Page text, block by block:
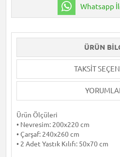
Whatsapp
ÜRÜN
TAKSIT
Ürün Ölçüleri
• Nevresim: 200x220 cm
• Çarşaf: 240x260 cm
• 2 Adet Yastık Kılıfı: 50x70 cm